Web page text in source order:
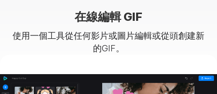
在線編輯 GIF
使用一個工具從任何影片或圖片編輯或從頭創建新
的GIF。